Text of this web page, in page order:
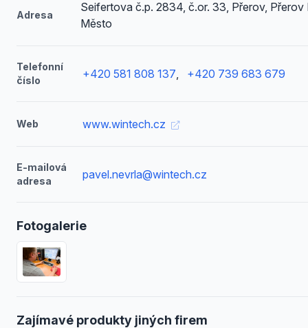
Adresa
Seifertova č.p. 2834, č.or. 33, Přerov, Přerov
Město
Telefonní
číslo
+420 581 808 137, +420 739 683 679
Web www.wintech.cz
E-mailová
adresa
pavel.nevrla@wintech.cz
Fotogalerie
Zajímavé produkty jiných firem